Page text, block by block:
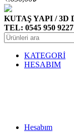
KUTAŞ YAPI / 3D
TEL: 0545 950 9227
KATEGORİ
HESABIM
Hesabım